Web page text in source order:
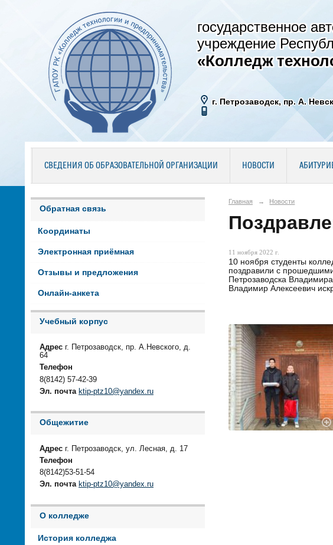
государственное
учреждение
«Колледж
г. Петрозаводск, пр. А.
СВЕДЕНИЯ ОБ ОБРАЗОВАТЕЛЬНОЙ ОРГАНИЗАЦИИ НОВОСТИ
Обратная связь
Координаты
Электронная приёмная
Отзывы и предложения
Онлайн-анкета
Учебный корпус
Адрес г. Петрозаводск, пр. А.Невского, д.
64
Телефон
8(8142) 57-42-39
Эл. почта ktip-ptz10@yandex.ru
Общежитие
Адрес г. Петрозаводск, ул. Лесная, д. 17
Телефон
8(8142)53-51-54
Эл. почта ktip-ptz10@yandex.ru
О колледже
История колледжа
Главная → Новости
11 ноября 2022 г.
10 ноября студенты
поздравили с
Петрозаводска
Владимир Алексеевич